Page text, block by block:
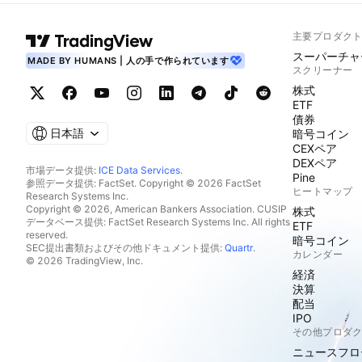
MADE BY HUMANS | 人の手で作られています
日本語
市場データ提供: ICE Data Services.
参照データ提供: FactSet. Copyright © 2026 FactSet
Research Systems Inc.
Copyright © 2026, American Bankers Association. CUSIP
データベース提供: FactSet Research Systems Inc. All rights
reserved.
SEC提出書類およびその他ドキュメント提供: Quartr.
© 2026 TradingView, Inc.
主要プロダクト
スーパーチ
スクリーナー
株式
ETF
債券
暗号コイン
CEXペア
DEXペア
Pine
ヒートマップ
株式
ETF
暗号コイン
カレンダー
経済
決算
配当
IPO
その他プロダ
ニュースフ